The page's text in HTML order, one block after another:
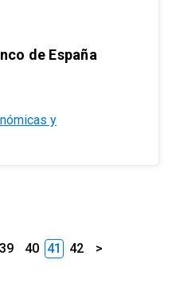
de España
y
39 40 41 42 >